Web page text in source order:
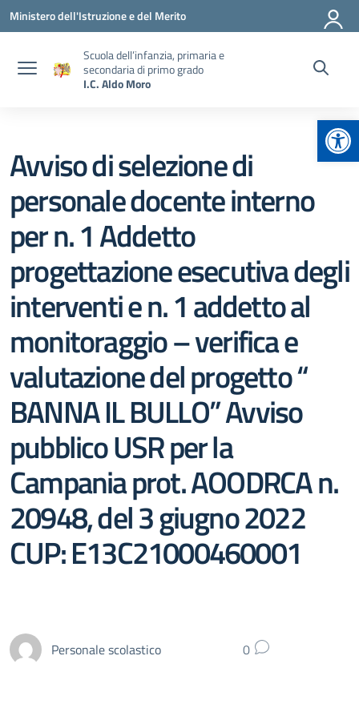
Vai ai contenuti
Vai al menu di navigazione
Vai al footer
Ministero dell'Istruzione e del Merito
Scuola dell’infanzia, primaria e
secondaria di primo grado
I.C. Aldo Moro
Avviso di selezione di
personale docente interno
per n. 1 Addetto
progettazione esecutiva degli
interventi e n. 1 addetto al
monitoraggio – verifica e
valutazione del progetto “
BANNA IL BULLO” Avviso
pubblico USR per la
Campania prot. AOODRCA n.
20948, del 3 giugno 2022
CUP: E13C21000460001
Personale scolastico 0